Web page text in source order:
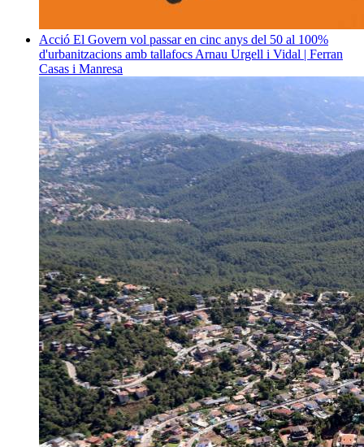
Acció El Govern vol passar en cinc anys del 50 al 100%
d'urbanitzacions amb tallafocs Arnau Urgell i Vidal | Ferran
Casas i Manresa